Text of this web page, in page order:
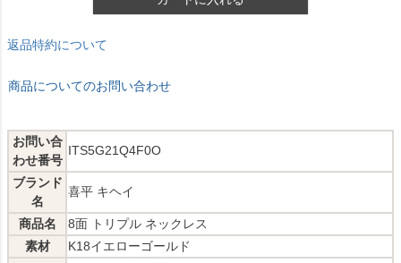
返品特約について
商品についてのお問い合わせ
お問い合
わせ番号
ITS5G21Q4F0O
ブランド
名
喜平 キヘイ
商品名
8面 トリプル ネックレス
素材
K18イエローゴールド